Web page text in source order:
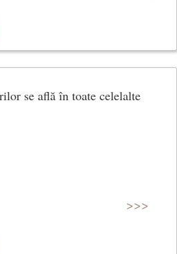
se află în toate celelalte
>>>